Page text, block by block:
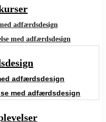
adfærdsdesign
med adfærdsdesign
adfærdsdesign
med adfærdsdesign